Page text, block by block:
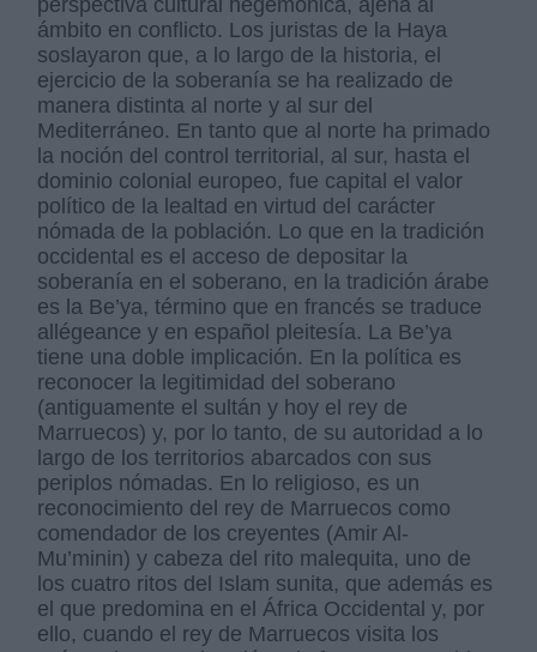
perspectiva cultural hegemónica, ajena al
ámbito en conflicto. Los juristas de la Haya
soslayaron que, a lo largo de la historia, el
ejercicio de la soberanía se ha realizado de
manera distinta al norte y al sur del
Mediterráneo. En tanto que al norte ha primado
la noción del control territorial, al sur, hasta el
dominio colonial europeo, fue capital el valor
político de la lealtad en virtud del carácter
nómada de la población. Lo que en la tradición
occidental es el acceso de depositar la
soberanía en el soberano, en la tradición árabe
es la Be’ya, término que en francés se traduce
allégeance y en español pleitesía. La Be’ya
tiene una doble implicación. En la política es
reconocer la legitimidad del soberano
(antiguamente el sultán y hoy el rey de
Marruecos) y, por lo tanto, de su autoridad a lo
largo de los territorios abarcados con sus
periplos nómadas. En lo religioso, es un
reconocimiento del rey de Marruecos como
comendador de los creyentes (Amir Al-
Mu’minin) y cabeza del rito malequita, uno de
los cuatro ritos del Islam sunita, que además es
el que predomina en el África Occidental y, por
ello, cuando el rey de Marruecos visita los